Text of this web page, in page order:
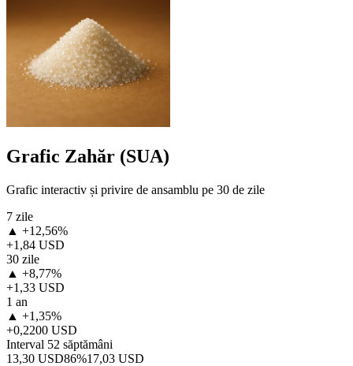
Grafic Zahăr (SUA)
Grafic interactiv și privire de ansamblu pe 30 de zile
7 zile
▲ +12,56%
+1,84 USD
30 zile
▲ +8,77%
+1,33 USD
1 an
▲ +1,35%
+0,2200 USD
Interval 52 săptămâni
13,30 USD86%17,03 USD